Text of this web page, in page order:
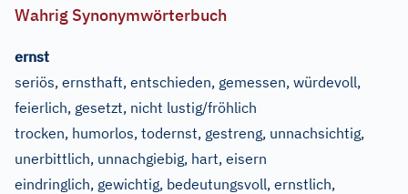
Wahrig Synonymwörterbuch
ernst
seriös, ernsthaft, entschieden, gemessen, würdevoll,
feierlich, gesetzt, nicht lustig/fröhlich
trocken, humorlos, todernst, gestreng, unnachsichtig,
unerbittlich, unnachgiebig, hart, eisern
eindringlich, gewichtig, bedeutungsvoll, ernstlich,